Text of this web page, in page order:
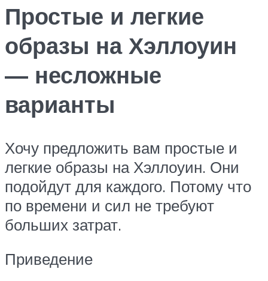
Простые и легкие
образы на Хэллоуин
— несложные
варианты
Хочу предложить вам простые и
легкие образы на Хэллоуин. Они
подойдут для каждого. Потому что
по времени и сил не требуют
больших затрат.
Приведение